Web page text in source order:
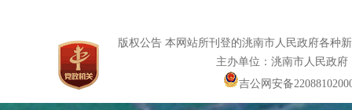
版权公告 本网站所刊登的洮南市人民政府各种
主办单位：洮南市人民政
吉公网安备